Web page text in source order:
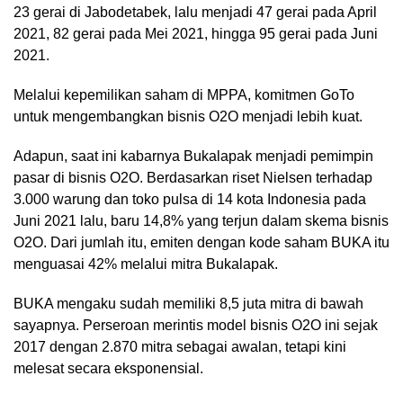
23 gerai di Jabodetabek, lalu menjadi 47 gerai pada April
2021, 82 gerai pada Mei 2021, hingga 95 gerai pada Juni
2021.
Melalui kepemilikan saham di MPPA, komitmen GoTo
untuk mengembangkan bisnis O2O menjadi lebih kuat.
Adapun, saat ini kabarnya Bukalapak menjadi pemimpin
pasar di bisnis O2O. Berdasarkan riset Nielsen terhadap
3.000 warung dan toko pulsa di 14 kota Indonesia pada
Juni 2021 lalu, baru 14,8% yang terjun dalam skema bisnis
O2O. Dari jumlah itu, emiten dengan kode saham BUKA itu
menguasai 42% melalui mitra Bukalapak.
BUKA mengaku sudah memiliki 8,5 juta mitra di bawah
sayapnya. Perseroan merintis model bisnis O2O ini sejak
2017 dengan 2.870 mitra sebagai awalan, tetapi kini
melesat secara eksponensial.